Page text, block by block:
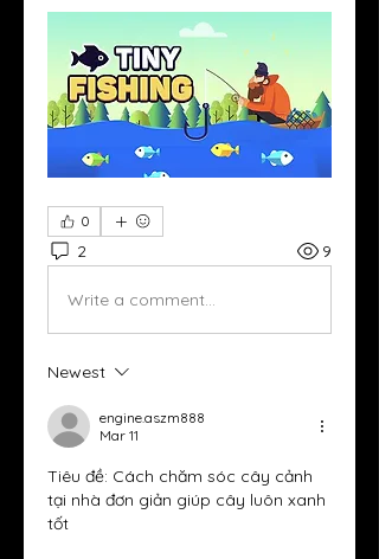
0
2 9
Write a comment...
Newest
engine.aszm888
Mar 11
Tiêu đề: Cách chăm sóc cây cảnh
tại nhà đơn giản giúp cây luôn xanh
tốt